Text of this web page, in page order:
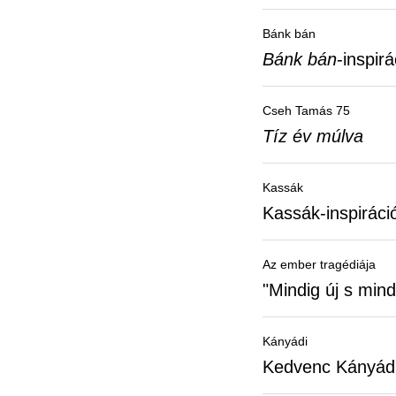
Bánk bán
Bánk bán-
Cseh Tamás 75
Tíz év múlva
Kassák
Kassák-
Az ember tragédiája
"Mindig új s
Kányádi
Kedvenc